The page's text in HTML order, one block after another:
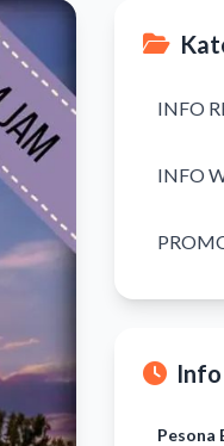
INFO
INFO
Pesona